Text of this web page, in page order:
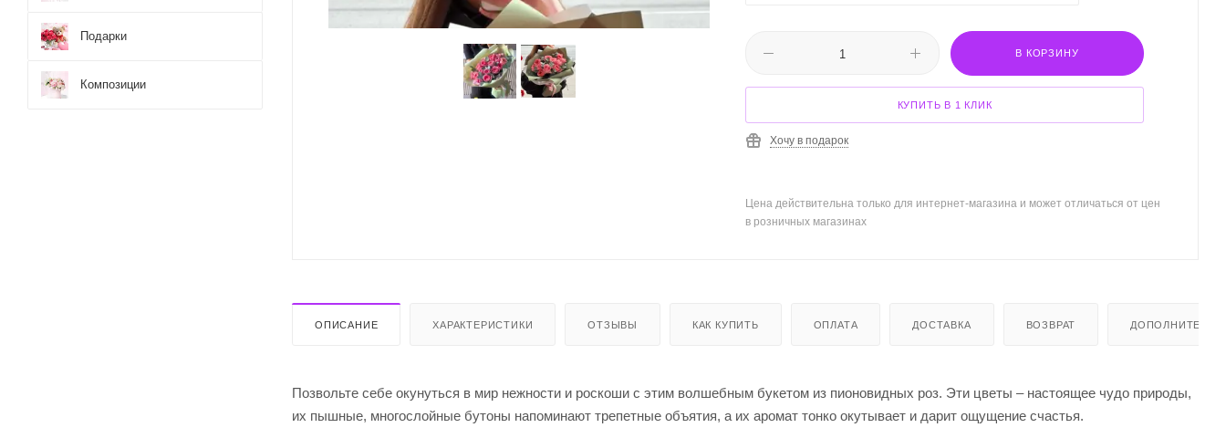
В КОРЗИНУ
КУПИТЬ В 1 КЛИК
Хочу в подарок
Цена действительна только для интернет-магазина и может отличаться от цен
в розничных магазинах
ОПИСАНИЕ ХАРАКТЕРИСТИКИ ОТЗЫВЫ КАК КУПИТЬ ОПЛАТА ДОСТАВКА ВОЗВРАТ
Позвольте себе окунуться в мир нежности и роскоши с этим волшебным букетом из пионовидных роз. Эти цветы – настоящее чудо природы,
их пышные, многослойные бутоны напоминают трепетные объятия, а их аромат тонко окутывает и дарит ощущение счастья.
Подарки
Композиции